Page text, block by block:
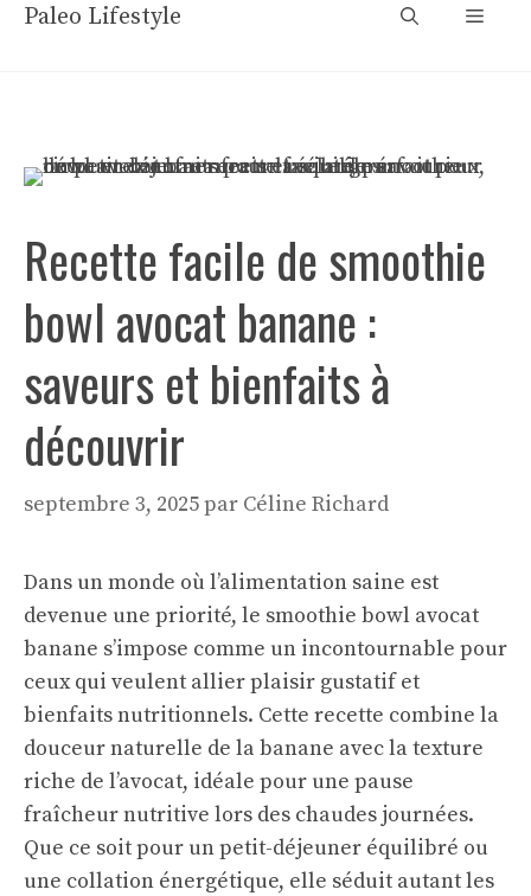
AllerPaleo Lifestyle Menu
Recette facile de smoothie
bowl avocat banane :
saveurs et bienfaits à
découvrir
septembre 3, 2025par Céline Richard
Dans un monde où l’alimentation saine est
devenue une priorité, le smoothie bowl avocat
banane s’impose comme un incontournable pour
ceux qui veulent allier plaisir gustatif et
bienfaits nutritionnels. Cette recette combine la
douceur naturelle de la banane avec la texture
riche de l’avocat, idéale pour une pause
fraîcheur nutritive lors des chaudes journées.
Que ce soit pour un petit-déjeuner équilibré ou
une collation énergétique, elle séduit autant les